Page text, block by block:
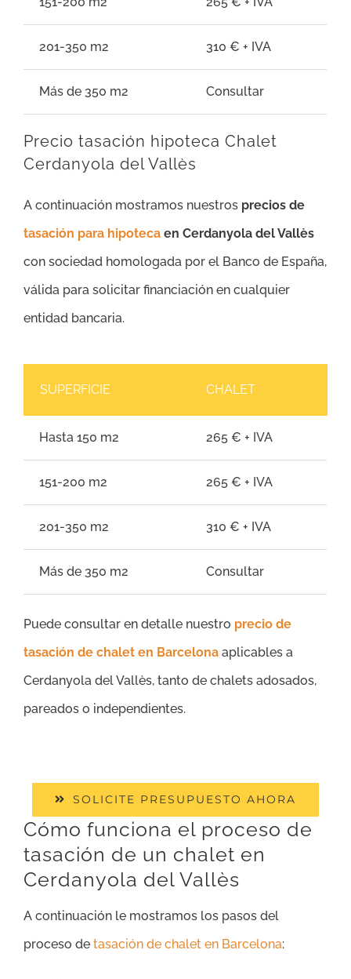
201-350 m2 310 € + IVA
Más de 350 m2 Consultar
Precio tasación hipoteca Chalet
Cerdanyola del Vallès
A continuación mostramos nuestros precios de
tasación para hipoteca en Cerdanyola del Vallès
con sociedad homologada por el Banco de España,
válida para solicitar financiación en cualquier
entidad bancaria.
SUPERFICIE CHALET
Hasta 150 m2 265 € + IVA
151-200 m2 265 € + IVA
201-350 m2 310 € + IVA
Más de 350 m2 Consultar
Puede consultar en detalle nuestro precio de
tasación de chalet en Barcelona aplicables a
Cerdanyola del Vallès, tanto de chalets adosados,
pareados o independientes.
SOLICITE PRESUPUESTO AHORA
Cómo funciona el proceso de
tasación de un chalet en
Cerdanyola del Vallès
A continuación le mostramos los pasos del
proceso de tasación de chalet en Barcelona: